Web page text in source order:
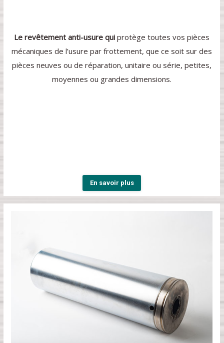
Le revêtement anti-usure qui protège toutes vos pièces
mécaniques de l’usure par frottement, que ce soit sur des
pièces neuves ou de réparation, unitaire ou série, petites,
moyennes ou grandes dimensions.
En savoir plus